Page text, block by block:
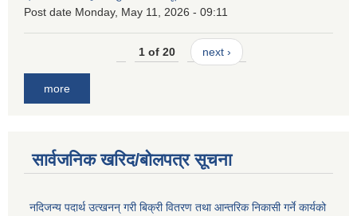
Post date Monday, May 11, 2026 - 09:11
1 of 20 next ›
more
सार्वजनिक खरिद/बोलपत्र सूचना
नदिजन्य पदार्थ उत्खनन् गरी बिक्री वितरण तथा आन्तरिक निकासी गर्ने कार्यको